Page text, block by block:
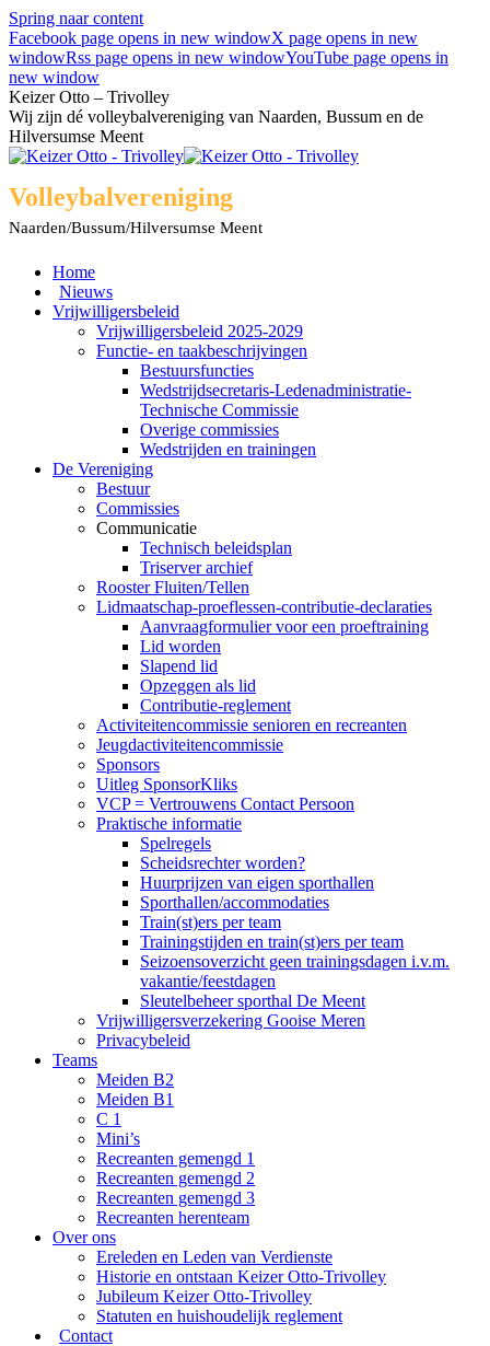
Spring naar content
Facebook page opens in new windowX page opens in new
windowRss page opens in new windowYouTube page opens in
new window
Keizer Otto – Trivolley
Wij zijn dé volleybalvereniging van Naarden, Bussum en de
Hilversumse Meent
Volleybalvereniging
Naarden/Bussum/Hilversumse Meent
Home
Nieuws
Vrijwilligersbeleid
Vrijwilligersbeleid 2025-2029
Functie- en taakbeschrijvingen
Bestuursfuncties
Wedstrijdsecretaris-Ledenadministratie-
Technische Commissie
Overige commissies
Wedstrijden en trainingen
De Vereniging
Bestuur
Commissies
Communicatie
Technisch beleidsplan
Triserver archief
Rooster Fluiten/Tellen
Lidmaatschap-proeflessen-contributie-declaraties
Aanvraagformulier voor een proeftraining
Lid worden
Slapend lid
Opzeggen als lid
Contributie-reglement
Activiteitencommissie senioren en recreanten
Jeugdactiviteitencommissie
Sponsors
Uitleg SponsorKliks
VCP = Vertrouwens Contact Persoon
Praktische informatie
Spelregels
Scheidsrechter worden?
Huurprijzen van eigen sporthallen
Sporthallen/accommodaties
Train(st)ers per team
Trainingstijden en train(st)ers per team
Seizoensoverzicht geen trainingsdagen i.v.m.
vakantie/feestdagen
Sleutelbeheer sporthal De Meent
Vrijwilligersverzekering Gooise Meren
Privacybeleid
Teams
Meiden B2
Meiden B1
C 1
Mini’s
Recreanten gemengd 1
Recreanten gemengd 2
Recreanten gemengd 3
Recreanten herenteam
Over ons
Ereleden en Leden van Verdienste
Historie en ontstaan Keizer Otto-Trivolley
Jubileum Keizer Otto-Trivolley
Statuten en huishoudelijk reglement
Contact